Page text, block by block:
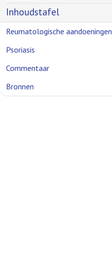
Inhoudstafel
Reumatologische aandoeningen
Psoriasis
Commentaar
Bronnen